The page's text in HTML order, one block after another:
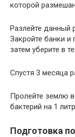
которой
Разлейте данный
Закройте банки и
затем уберите в
Спустя 3 месяца
Пролейте землю
бактерий на 1
Подготовка